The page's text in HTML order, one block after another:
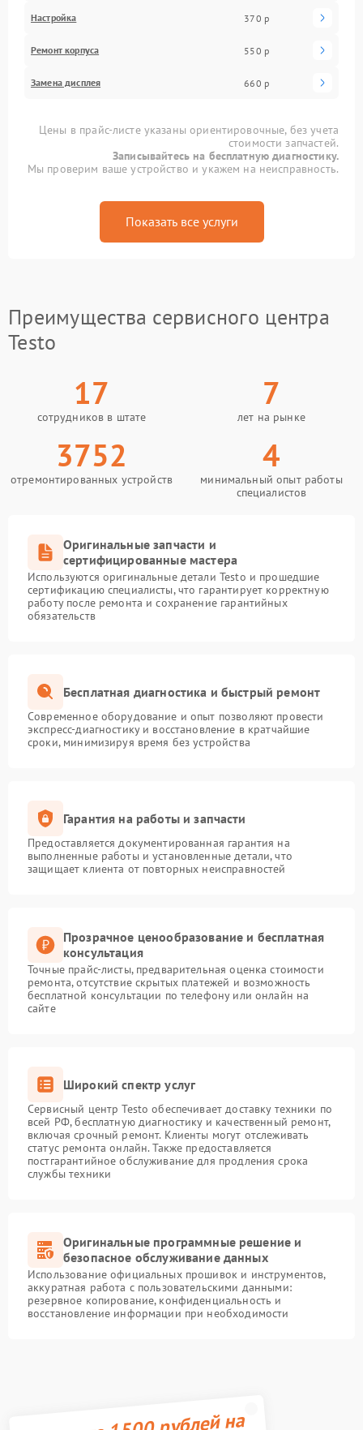
Настройка 370 р
Ремонт корпуса 550 р
Замена дисплея 660 р
Цены в прайс-листе указаны ориентировочные, без учета
стоимости запчастей.
Записывайтесь на бесплатную диагностику.
Мы проверим ваше устройство и укажем на неисправность.
Показать все услуги
Преимущества сервисного центра
Testo
17
сотрудников в штате
7
лет на рынке
3752
отремонтированных устройств
4
минимальный опыт работы
специалистов
Оригинальные запчасти и
сертифицированные мастера
Используются оригинальные детали Testo и прошедшие
сертификацию специалисты, что гарантирует корректную
работу после ремонта и сохранение гарантийных
обязательств
Бесплатная диагностика и быстрый ремонт
Современное оборудование и опыт позволяют провести
экспресс-диагностику и восстановление в кратчайшие
сроки, минимизируя время без устройства
Гарантия на работы и запчасти
Предоставляется документированная гарантия на
выполненные работы и установленные детали, что
защищает клиента от повторных неисправностей
Прозрачное ценообразование и бесплатная
консультация
Точные прайс-листы, предварительная оценка стоимости
ремонта, отсутствие скрытых платежей и возможность
бесплатной консультации по телефону или онлайн на
сайте
Широкий спектр услуг
Сервисный центр Testo обеспечивает доставку техники по
всей РФ, бесплатную диагностику и качественный ремонт,
включая срочный ремонт. Клиенты могут отслеживать
статус ремонта онлайн. Также предоставляется
постгарантийное обслуживание для продления срока
службы техники
Оригинальные программные решение и
безопасное обслуживание данных
Использование официальных прошивок и инструментов,
аккуратная работа с пользовательскими данными:
резервное копирование, конфиденциальность и
восстановление информации при необходимости